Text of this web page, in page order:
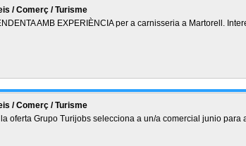
/ Comerç / Turisme
AMB EXPERIÈNCIA per a carnisseria a Martorell.
/ Comerç / Turisme
oferta Grupo Turijobs selecciona a un/a comercial junio para